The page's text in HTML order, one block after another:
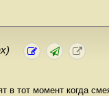
в тот момент когда